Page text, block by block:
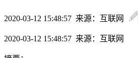
2020-03-12 15:48:57 来源：互联网
2020-03-12 15:48:57 来源：互联网